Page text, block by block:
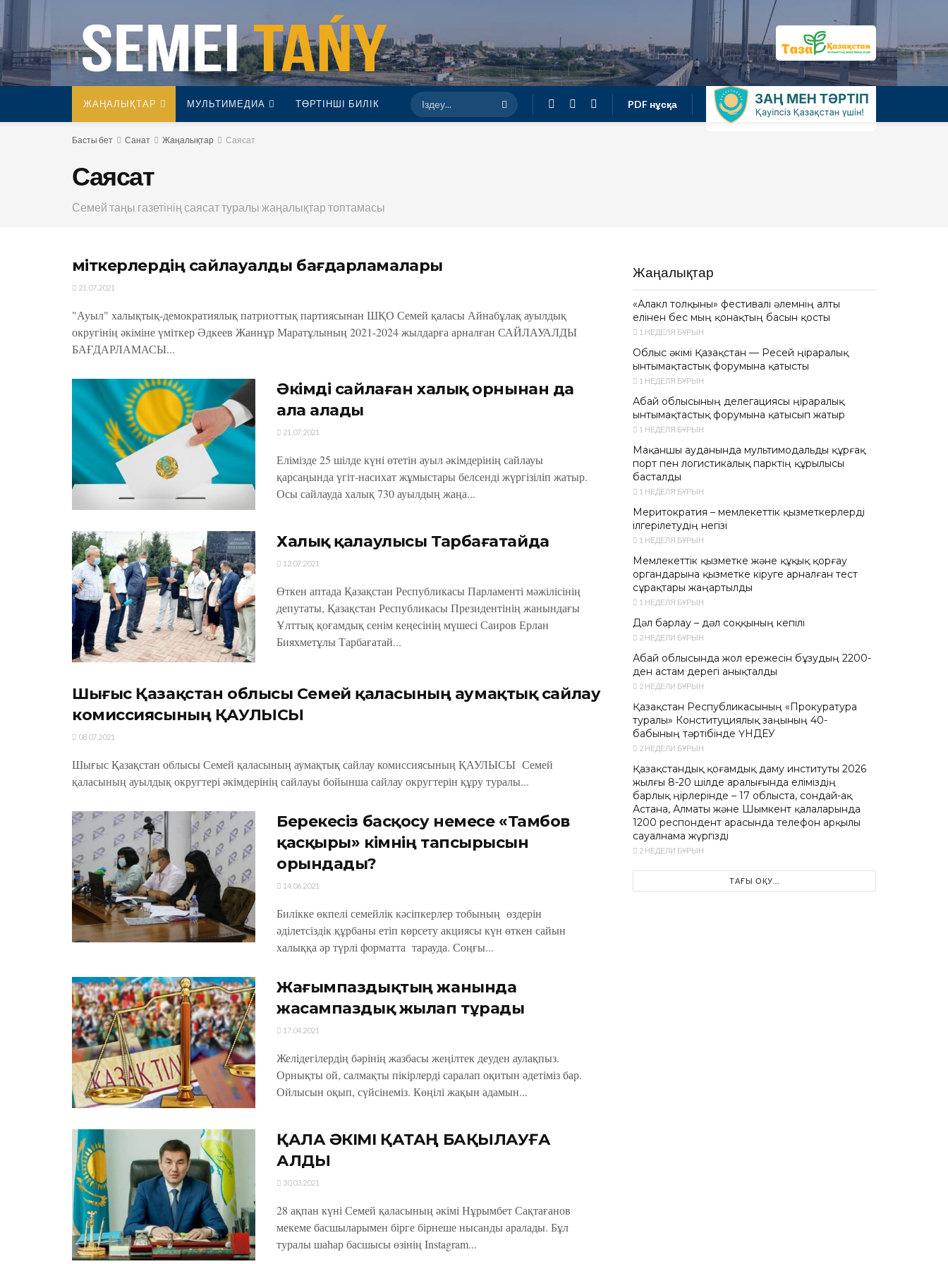
ЖАҢАЛЫҚТАР МУЛЬТИМЕДИА ТӨРТІНШІ БИЛІК PDF нұсқа
Басты бет Санат Жаңалықтар Саясат
Саясат
Семей таңы газетінің саясат туралы жаңалықтар топтамасы
Үміткерлердің сайлауалды бағдарламалары
21.07.2021
"Ауыл" халықтық-демократиялық патриоттық партиясынан ШҚО Семей қаласы Айнабұлақ ауылдық
округінің әкіміне үміткер Әдкеев Жаннұр Маратұлының 2021-2024 жылдарға арналған САЙЛАУАЛДЫ
БАҒДАРЛАМАСЫ...
Әкімді сайлаған халық орнынан да
ала алады
21.07.2021
Елімізде 25 шілде күні өтетін ауыл әкімдерінің сайлауы
қарсаңында үгіт-насихат жұмыстары белсенді жүргізіліп жатыр.
Осы сайлауда халық 730 ауылдың жаңа...
Халық қалаулысы Тарбағатайда
12.07.2021
Өткен аптада Қазақстан Республикасы Парламенті мәжілісінің
депутаты, Қазақстан Республикасы Президентінің жанындағы
Ұлттық қоғамдық сенім кеңесінің мүшесі Саиров Ерлан
Бияхметұлы Тарбағатай...
Шығыс Қазақстан облысы Семей қаласының аумақтық сайлау
комиссиясының ҚАУЛЫСЫ
08.07.2021
Шығыс Қазақстан облысы Семей қаласының аумақтық сайлау комиссиясының ҚАУЛЫСЫ Семей
қаласының ауылдық округтері әкімдерінің сайлауы бойынша сайлау округтерін құру туралы...
Берекесіз басқосу немесе «Тамбов
қасқыры» кімнің тапсырысын
орындады?
14.06.2021
Билікке өкпелі семейлік кәсіпкерлер тобының өздерін
әділетсіздік құрбаны етіп көрсету акциясы күн өткен сайын
халыққа әр түрлі форматта тарауда. Соңғы...
Жағымпаздықтың жанында
жасампаздық жылап тұрады
17.04.2021
Желідегілердің бәрінің жазбасы жеңілтек деуден аулақпыз.
Орнықты ой, салмақты пікірлерді саралап оқитын әдетіміз бар.
Ойлысын оқып, сүйсінеміз. Көңілі жақын адамын...
ҚАЛА ӘКІМІ ҚАТАҢ БАҚЫЛАУҒА
АЛДЫ
30.03.2021
28 ақпан күні Семей қаласының әкімі Нұрымбет Сақтағанов
мекеме басшыларымен бірге бірнеше нысанды аралады. Бұл
туралы шаһар басшысы өзінің Instagram...
Жаңалықтар
«Алакөл толқыны» фестивалі әлемнің алты
елінен бес мың қонақтың басын қосты
1 НЕДЕЛЯ БҰРЫН
Облыс әкімі Қазақстан — Ресей өңіраралық
ынтымақтастық форумына қатысты
1 НЕДЕЛЯ БҰРЫН
Абай облысының делегациясы өңіраралық
ынтымақтастық форумына қатысып жатыр
1 НЕДЕЛЯ БҰРЫН
Мақаншы ауданында мультимодальды құрғақ
порт пен логистикалық парктің құрылысы
басталды
1 НЕДЕЛЯ БҰРЫН
Меритократия – мемлекеттік қызметкерлерді
ілгерілетудің негізі
1 НЕДЕЛЯ БҰРЫН
Мемлекеттік қызметке және құқық қорғау
органдарына қызметке кіруге арналған тест
сұрақтары жаңартылды
1 НЕДЕЛЯ БҰРЫН
Дәл барлау – дәл соққының кепілі
2 НЕДЕЛИ БҰРЫН
Абай облысында жол ережесін бұзудың 2200-
ден астам дерегі анықталды
2 НЕДЕЛИ БҰРЫН
Қазақстан Республикасының «Прокуратура
туралы» Конституциялық заңының 40-
бабының тәртібінде ҮНДЕУ
2 НЕДЕЛИ БҰРЫН
Қазақстандық қоғамдық даму институты 2026
жылғы 8-20 шілде аралығында еліміздің
барлық өңірлерінде – 17 облыста, сондай-ақ
Астана, Алматы және Шымкент қалаларында
1200 респондент арасында телефон арқылы
сауалнама жүргізді
2 НЕДЕЛИ БҰРЫН
ТАҒЫ ОҚУ...